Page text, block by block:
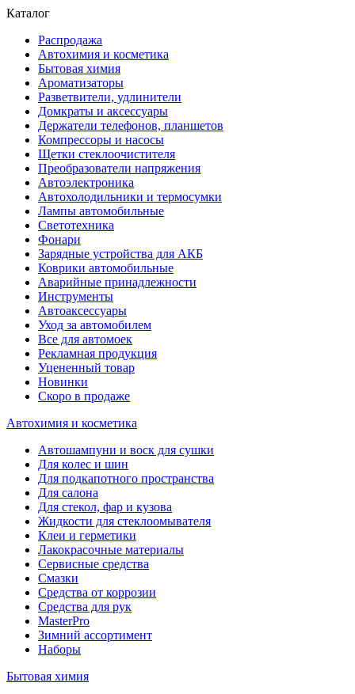
Каталог
Распродажа
Автохимия и косметика
Бытовая химия
Ароматизаторы
Разветвители, удлинители
Домкраты и аксессуары
Держатели телефонов, планшетов
Компрессоры и насосы
Щетки стеклоочистителя
Преобразователи напряжения
Автоэлектроника
Автохолодильники и термосумки
Лампы автомобильные
Светотехника
Фонари
Зарядные устройства для АКБ
Коврики автомобильные
Аварийные принадлежности
Инструменты
Автоаксессуары
Уход за автомобилем
Все для автомоек
Рекламная продукция
Уцененный товар
Новинки
Скоро в продаже
Автохимия и косметика
Автошампуни и воск для сушки
Для колес и шин
Для подкапотного пространства
Для салона
Для стекол, фар и кузова
Жидкости для стеклоомывателя
Клеи и герметики
Лакокрасочные материалы
Сервисные средства
Смазки
Средства от коррозии
Средства для рук
MasterPro
Зимний ассортимент
Наборы
Бытовая химия